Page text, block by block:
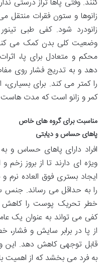
کنند. وقتی پاها تراز درستی
زانوها و ستون فقرات منتقل
وضعیت کلی بدن کمک می
محکم و متعادل برای پا،
دهد و به تدریج فشار روی
را کمتر می کند. برای
کمر و زانو است که مدت هاست
مناسبت برای گروه های خاص
پاهای حساس و دیابتی
افراد دارای پاهای حساس و به
ایجاد بستری فوق العاده
را به حداقل می رساند.
خطر تحریک پوست را کاهش
کفی می تواند به عنوان یک
از پا در برابر سایش و فشار،
قابل توجهی کاهش دهد.
به فرد می بخشد که از اهمیت